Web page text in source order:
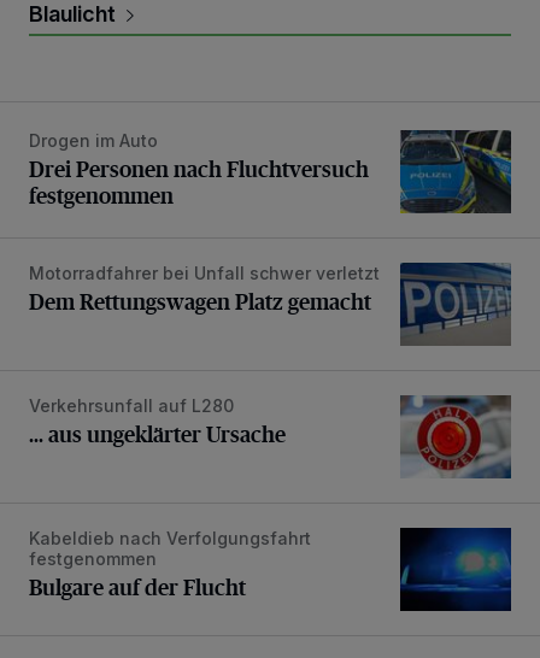
Blaulicht
Drei Personen nach Fluchtversuch festgenommen
Drogen im Auto
Drei Personen nach Fluchtversuch
festgenommen
Dem Rettungswagen Platz gemacht
Motorradfahrer bei Unfall schwer verletzt
Dem Rettungswagen Platz gemacht
... aus ungeklärter Ursache
Verkehrsunfall auf L280
... aus ungeklärter Ursache
Bulgare auf der Flucht
Kabeldieb nach Verfolgungsfahrt
festgenommen
Bulgare auf der Flucht